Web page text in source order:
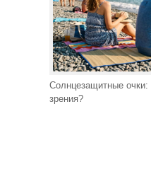
Солнцезащитные
зрения?